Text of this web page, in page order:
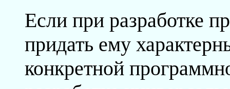
Если при разработке
придать ему
конкретной